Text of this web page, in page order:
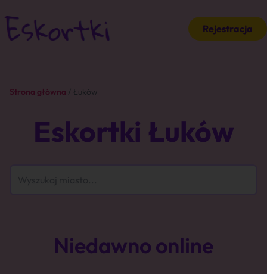
Rejestracja
Strona główna / Łuków
Eskortki Łuków
Niedawno online